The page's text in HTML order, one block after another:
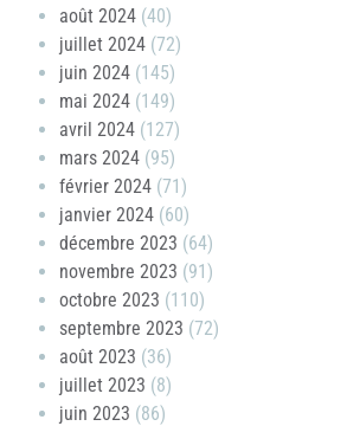
août 2024 (40)
juillet 2024 (72)
juin 2024 (145)
mai 2024 (149)
avril 2024 (127)
mars 2024 (95)
février 2024 (71)
janvier 2024 (60)
décembre 2023 (64)
novembre 2023 (91)
octobre 2023 (110)
septembre 2023 (72)
août 2023 (36)
juillet 2023 (8)
juin 2023 (86)